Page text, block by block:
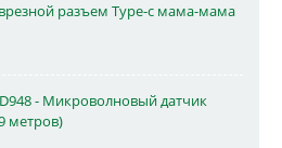
разъем Type-c мама-мама
- Микроволновый датчик
метров)